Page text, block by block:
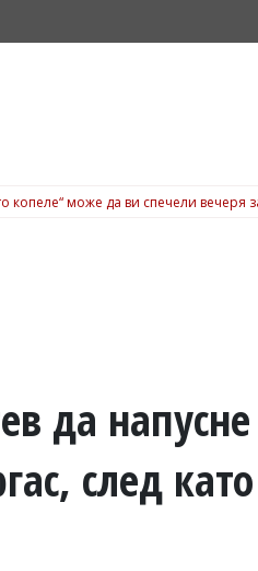
копеле“ може да ви спечели вечеря
да напусне
след